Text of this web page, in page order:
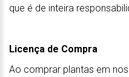
que é de inteira
Licença de Compra
Ao comprar plantas em